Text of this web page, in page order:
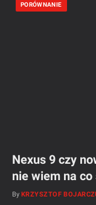
PORÓWNANIE
Nexus 9 czy
nie wiem na
By KRZYSZTOF